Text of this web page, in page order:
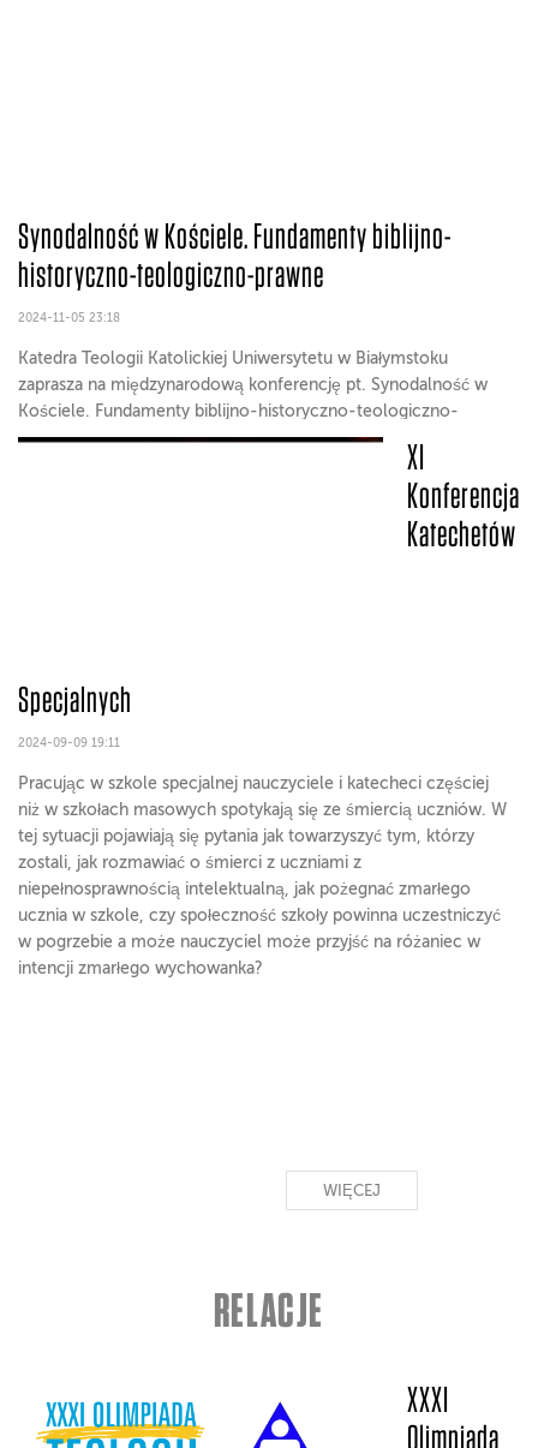
Synodalność w Kościele. Fundamenty biblijno-
historyczno-teologiczno-prawne
2024-11-05 23:18
Katedra Teologii Katolickiej Uniwersytetu w Białymstoku
zaprasza na międzynarodową konferencję pt. Synodalność w
Kościele. Fundamenty biblijno-historyczno-teologiczno-
prawne, która odbędzie się 16 listopada 2024 r. w Centrum
XI
Konferencja
Katechetów
Specjalnych
2024-09-09 19:11
Pracując w szkole specjalnej nauczyciele i katecheci częściej
niż w szkołach masowych spotykają się ze śmiercią uczniów. W
tej sytuacji pojawiają się pytania jak towarzyszyć tym, którzy
zostali, jak rozmawiać o śmierci z uczniami z
niepełnosprawnością intelektualną, jak pożegnać zmarłego
ucznia w szkole, czy społeczność szkoły powinna uczestniczyć
w pogrzebie a może nauczyciel może przyjść na różaniec w
intencji zmarłego wychowanka?
XXXI
Olimpiada
RELACJE
WIĘCEJ